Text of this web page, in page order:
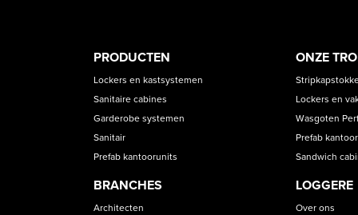
PRODUCT
CATEGORIES
PRODUCTEN
Lockers en kastsystemen
Sanitaire cabines
Garderobe systemen
Sanitair
Prefab kantoorunits
BRANCHES
Architecten
ONZE
Lockers en
Wasgoten
Prefab
Sandwich
LOGGERE
Over ons